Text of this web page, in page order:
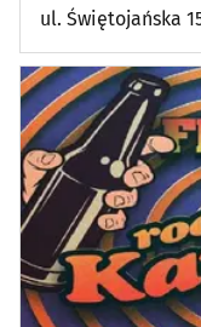
ul. Świętojańska